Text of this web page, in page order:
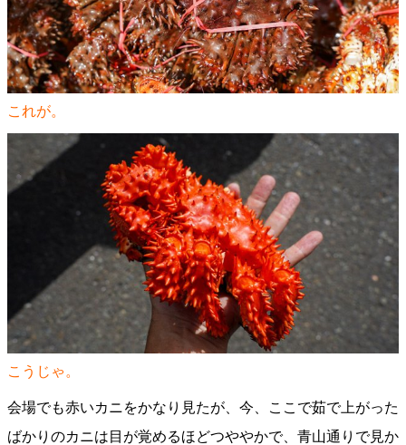
これが。
こうじゃ。
会場でも赤いカニをかなり見たが、今、ここで茹で上がった
ばかりのカニは目が覚めるほどつややかで、青山通りで見か